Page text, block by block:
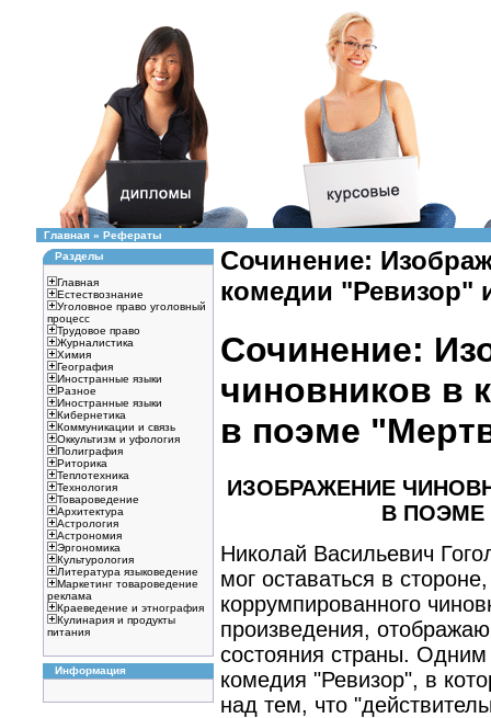
Главная » Рефераты
Разделы
Главная
Естествознание
Уголовное право уголовный
процесс
Трудовое право
Журналистика
Химия
География
Иностранные языки
Разное
Иностранные языки
Кибернетика
Коммуникации и связь
Оккультизм и уфология
Полиграфия
Риторика
Теплотехника
Технология
Товароведение
Архитектура
Астрология
Астрономия
Эргономика
Культурология
Литература языковедение
Маркетинг товароведение
реклама
Краеведение и этнография
Кулинария и продукты
питания
Информация
Сочинение:
комедии
Сочинение:
чиновников в
в поэме
ИЗОБРАЖЕНИЕ
В
Николай Васильевич
мог оставаться в
коррумпированного
произведения,
состояния страны. Одним
комедия "Ревизор", в
над тем, что